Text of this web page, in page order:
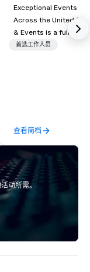
Exceptional Events &
Across the United States! MAD
& Events is a full-
Management
sourcing,
transportation, VIP
programs,
events, exclusive
on-site coordination.
executive gatherings
team supports clients
Spanish, and English,
首选工作人员
查看简档
动所需。